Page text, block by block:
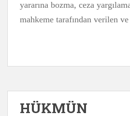
yararına bozma, ceza
mahkeme tarafından verilen
HÜKMÜN